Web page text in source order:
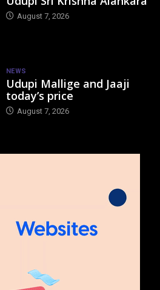
August 7, 2026
NEWS
Udupi Mallige and Jaaji
today’s price
August 7, 2026